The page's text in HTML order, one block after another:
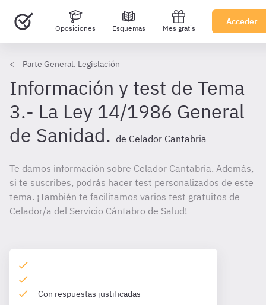
Oposiciones Esquemas Mes gratis
Acceder
Parte General. Legislación
Información y test de Tema
3.- La Ley 14/1986 General
de Sanidad. de Celador Cantabria
Te damos información sobre Celador Cantabria. Además,
si te suscribes, podrás hacer test personalizados de este
tema. ¡También te facilitamos varios test gratuitos de
Celador/a del Servicio Cántabro de Salud!
Con respuestas justificadas